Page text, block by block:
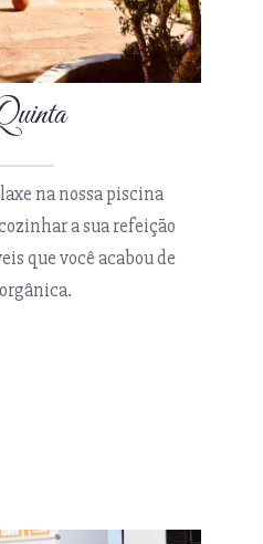
na nossa piscina
a sua refeição
que você acabou de